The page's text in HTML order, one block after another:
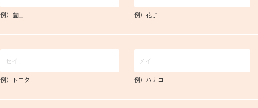
例）豊田 例）花子
例）トヨタ 例）ハナコ